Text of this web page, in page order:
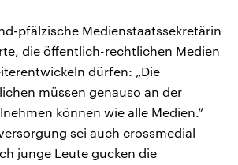
pfälzische Medienstaatssekretärin
die öffentlich-rechtlichen Medien
dürfen: „Die
müssen genauso an der
können wie alle Medien.“
sei auch crossmedial
junge Leute gucken die